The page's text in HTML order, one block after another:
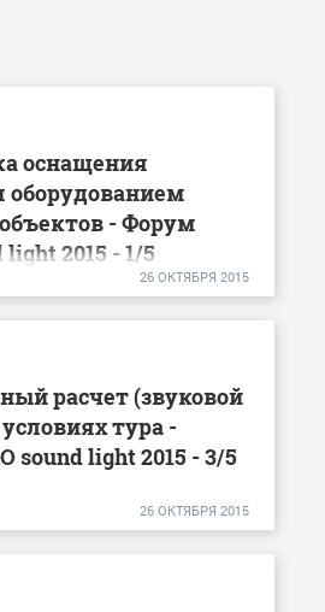
оснащения
- Форум
light 2015 - 1/5
26ОКТЯБРЯ2015
расчет (звуковой
тура -
sound light 2015 - 3/5
26ОКТЯБРЯ2015